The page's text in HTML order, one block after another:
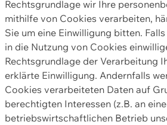
Rechtsgrundlage wir Ihre
mithilfe von Cookies verarbeiten,
Sie um eine Einwilligung bitten.
in die Nutzung von Cookies
Rechtsgrundlage der Verarbeitung
erklärte Einwilligung. Andernfalls
Cookies verarbeiteten Daten auf
berechtigten Interessen (z.B. an
betriebswirtschaftlichen Betrieb